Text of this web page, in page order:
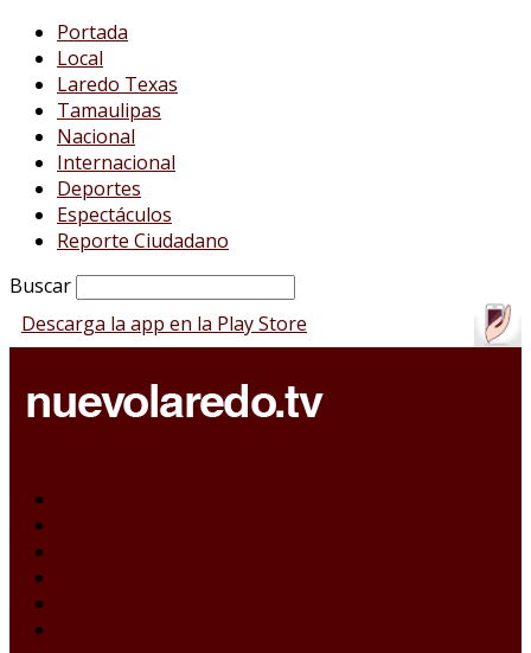
Portada
Local
Laredo Texas
Tamaulipas
Nacional
Internacional
Deportes
Espectáculos
Reporte Ciudadano
Buscar
Descarga la app en la Play Store